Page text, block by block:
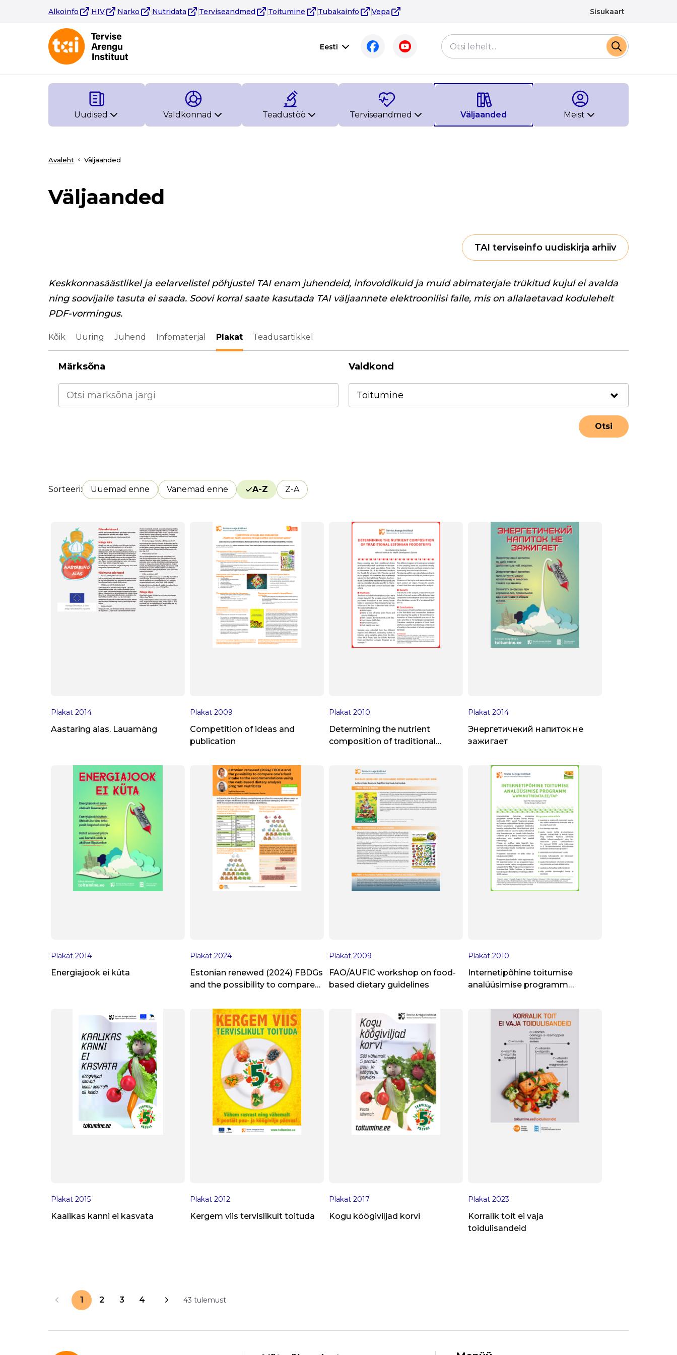
Alkoinfo HIV Narko Nutridata Terviseandmed Toitumine Tubakainfo Vepa Sisukaart
Eesti
Uudised Valdkonnad Teadustöö Terviseandmed Väljaanded Meist
Avaleht Väljaanded
Väljaanded
TAI terviseinfo uudiskirja arhiiv
Keskkonnasäästlikel ja eelarvelistel põhjustel TAI enam juhendeid, infovoldikuid ja muid abimaterjale trükitud kujul ei avalda
ning soovijaile tasuta ei saada. Soovi korral saate kasutada TAI väljaannete elektroonilisi faile, mis on allalaetavad kodulehelt
PDF-vormingus.
Kõik Uuring Juhend Infomaterjal Plakat Teadusartikkel
Märksõna Valdkond
Sorteeri Uuemad enne Vanemad enne A-Z Z-A
Plakat 2014
Aastaring aias. Lauamäng
Plakat 2009
Competition of ideas and
publication
Plakat 2010
Determining the nutrient
composition of traditional
Plakat 2014
Энергетичекий напиток не
зажигает
Plakat 2014
Energiajook ei küta
Plakat 2024
Estonian renewed (2024) FBDGs
and the possibility to compare
recommendations using the
web-based dietary analysis
program NutriData
Plakat 2009
FAO/AUFIC workshop on food-
based dietary guidelines
Plakat 2010
Internetipõhine toitumise
analüüsimise programm
Plakat 2015
Kaalikas kanni ei kasvata
Plakat 2012
Kergem viis tervislikult toituda
Plakat 2017
Kogu köögiviljad korvi
Plakat 2023
Korralik toit ei vaja
toidulisandeid
1 2 3 4 43 tulemust